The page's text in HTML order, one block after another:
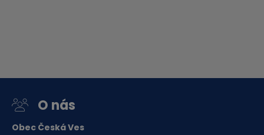
O nás
Obec Česká Ves